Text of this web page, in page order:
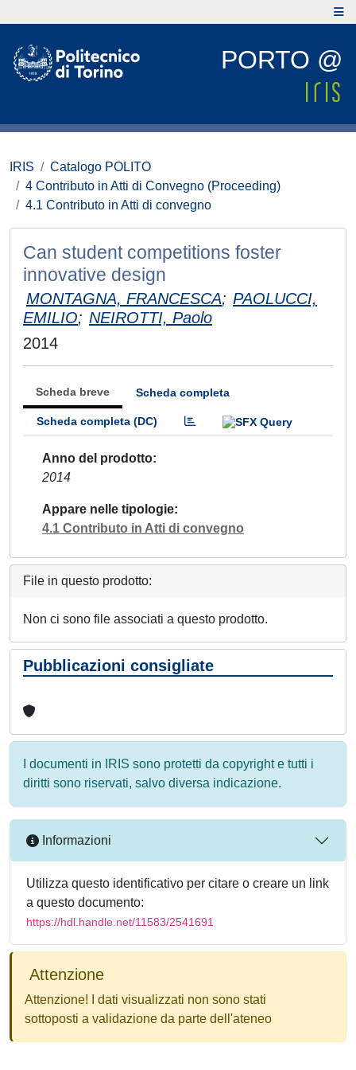
PORTO @
IRIS
Catalogo POLITO
4 Contributo in Atti di Convegno (Proceeding)
4.1 Contributo in Atti di convegno
Can student competitions foster
innovative design
MONTAGNA, FRANCESCA; PAOLUCCI,
EMILIO; NEIROTTI, Paolo
2014
Scheda breve Scheda completa
Scheda completa (DC)
Anno del prodotto
2014
Appare nelle tipologie
4.1 Contributo in Atti di convegno
File in questo prodotto:
Non ci sono file associati a questo prodotto.
Pubblicazioni consigliate
I documenti in IRIS sono protetti da copyright e tutti i
diritti sono riservati, salvo diversa indicazione.
Informazioni
Utilizza questo identificativo per citare o creare un link
a questo documento:
https://hdl.handle.net/11583/2541691
Attenzione
Attenzione! I dati visualizzati non sono stati
sottoposti a validazione da parte dell'ateneo